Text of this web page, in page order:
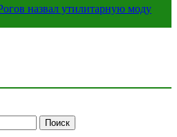
назвал утилитарную моду